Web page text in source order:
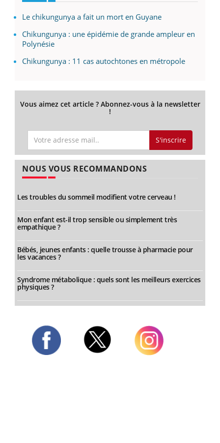
Le chikungunya a fait un mort en Guyane
Chikungunya : une épidémie de grande ampleur en
Polynésie
Chikungunya : 11 cas autochtones en métropole
Vous aimez cet article ? Abonnez-vous à la newsletter
!
S'inscrire
NOUS VOUS RECOMMANDONS
Les troubles du sommeil modifient votre cerveau !
Mon enfant est-il trop sensible ou simplement très
empathique ?
Bébés, jeunes enfants : quelle trousse à pharmacie pour
les vacances ?
Syndrome métabolique : quels sont les meilleurs exercices
physiques ?